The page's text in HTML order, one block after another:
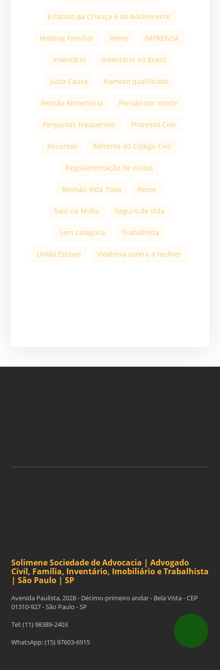
Estatuto da Criança e do Adolescente
Holding Familiar Home IMPRENSA
Inventário Inventário no Brasil
Justa Causa Namoro qualificado
Pensão Alimentícia Pensão por morte
Perguntas Frequentes Processo Civil
Recursos Reforma do Código Civil
Regulamentação de visitas
Revisão Vida Toda Revos
Saiu na Mídia Seguro de Vida
Sem categoria Trabalhista
União Estável Violência contra a mulher
Solimene Sociedade de Advocacia | Advogado
Civil, Família, Inventário, Imobiliário e Trabalhista
| São Paulo | SP
Avenida Paulista, 2028 - Décimo-primeiro andar - Bela Vista - CEP
01310-927 - São Paulo - SP
Tel: (11) 98389-2403
WhatsApp: (15) 97603-6915